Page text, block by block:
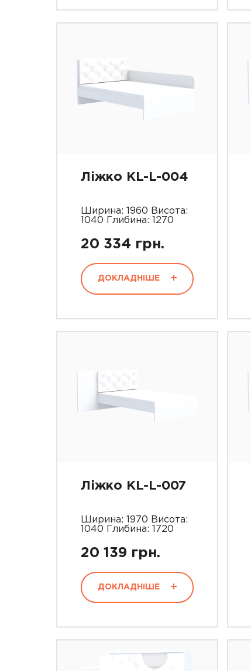
Ліжко KL-L-004
Ширина: 1960 Висота:
1040 Глибина: 1270
20 334 грн.
ДОКЛАДНІШЕ
Ліжко KL-L-007
Ширина: 1970 Висота:
1040 Глибина: 1720
20 139 грн.
ДОКЛАДНІШЕ